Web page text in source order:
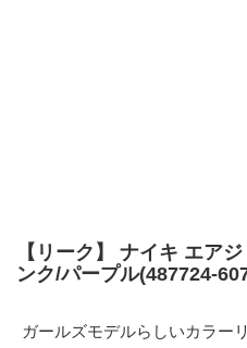
【リーク】 ナイキ エア
ンク/パープル(487724-
ガールズモデルらしいカラー